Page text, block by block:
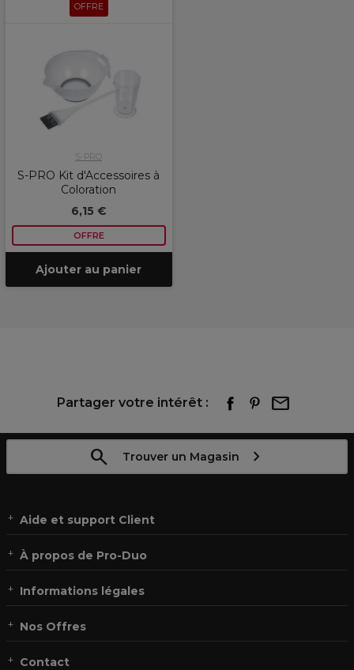
OFFRE
S-PRO
S-PRO Kit d'Accessoires à
Coloration
6,15 €
OFFRE
Ajouter au panier
Partager votre intérêt :
Trouver un Magasin
Aide et support Client
À propos de Pro-Duo
Informations légales
Nos Offres
Contact